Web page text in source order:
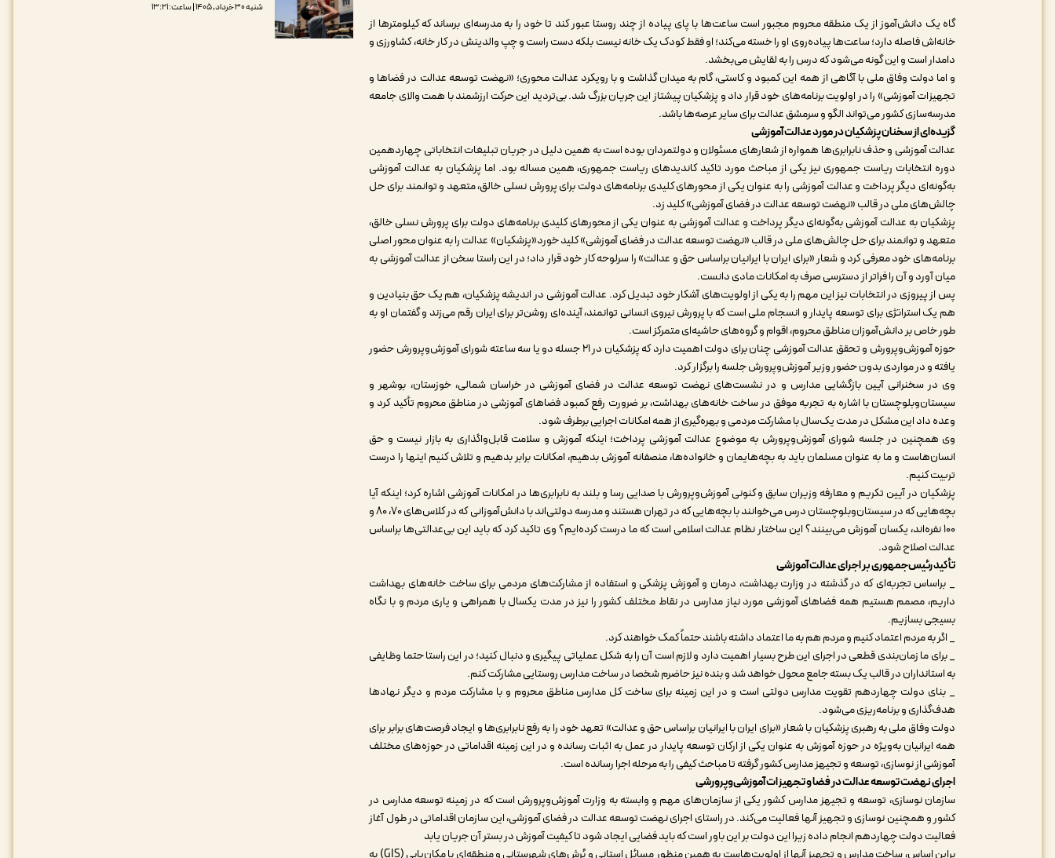
گاه یک دانش‌آموز از یک منطقه محروم مجبور است ساعت‌ها با پای پیاده از چند روستا عبور کند تا خود را به مدرسه‌ای برساند که کیلومترها از
خانه‌اش فاصله دارد؛ ساعت‌ها پیاده‌روی او را خسته می‌کند؛ او فقط کودک یک خانه نیست بلکه دست راست و چپ والدینش در کار خانه، کشاورزی و
دامدار است و این گونه می‌شود که درس را به لقایش می‌بخشد.
و اما دولت وفاق ملی با آگاهی از همه این کمبود و کاستی، گام به میدان گذاشت و با رویکرد عدالت محوری؛ «نهضت توسعه عدالت در فضاها و
تجهیزات آموزشی» را در اولویت برنامه‌های خود قرار داد و پزشکیان پیشتاز این جریان بزرگ شد. بی‌تردید این حرکت ارزشمند با همت والای جامعه
مدرسه‌سازی کشور می‌تواند الگو و سرمشق عدالت برای سایر عرصه‌ها باشد.
گزیده‌ای از سخنان پزشکیان در مورد عدالت آموزشی
عدالت آموزشی و حذف نابرابری‌ها همواره از شعارهای مسئولان و دولتمردان بوده است به همین دلیل در جریان تبلیغات انتخاباتی چهاردهمین
دوره انتخابات ریاست جمهوری نیز یکی از مباحث مورد تاکید کاندیدهای ریاست جمهوری، همین مساله بود. اما پزشکیان به عدالت آموزشی
به‌گونه‌ای دیگر پرداخت و عدالت آموزشی را به عنوان یکی از محورهای کلیدی برنامه‌های دولت برای پرورش نسلی خالق، متعهد و توانمند برای حل
چالش‌های ملی در قالب «نهضت توسعه عدالت در فضای آموزشی» کلید زد.
پزشکیان به عدالت آموزشی به‌گونه‌ای دیگر پرداخت و عدالت آموزشی به عنوان یکی از محورهای کلیدی برنامه‌های دولت برای پرورش نسلی خالق،
متعهد و توانمند برای حل چالش‌های ملی در قالب «نهضت توسعه عدالت در فضای آموزشی» کلید خورد«پزشکیان» عدالت را به عنوان محور اصلی
برنامه‌های خود معرفی کرد و شعار «برای ایران با ایرانیان براساس حق و عدالت» را سرلوحه کار خود قرار داد؛ در این راستا سخن از عدالت آموزشی به
میان آورد و آن را فراتر از دسترسی صرف به امکانات مادی دانست.
پس از پیروزی در انتخابات نیز این مهم را به یکی از اولویت‌های آشکار خود تبدیل کرد. عدالت آموزشی در اندیشه پزشکیان، هم یک حق بنیادین و
هم یک استراتژی برای توسعه پایدار و انسجام ملی است که با پرورش نیروی انسانی توانمند، آینده‌ای روشن‌تر برای ایران رقم می‌زند و گفتمان او به
طور خاص بر دانش‌آموزان مناطق محروم، اقوام و گروه‌های حاشیه‌ای متمرکز است.
حوزه آموزش‌وپرورش و تحقق عدالت آموزشی چنان برای دولت اهمیت دارد که پزشکیان در ۲۱ جسله دو یا سه ساعته شورای آموزش‌وپرورش حضور
یافته و در مواردی بدون حضور وزیر آموزش‌وپرورش جلسه را برگزار کرد.
وی در سخنرانی آیین بازگشایی مدارس و در نشست‌های نهضت توسعه عدالت در فضای آموزشی در خراسان شمالی، خوزستان، بوشهر و
سیستان‌وبلوچستان با اشاره به تجربه موفق در ساخت خانه‌های بهداشت، بر ضرورت رفع کمبود فضاهای آموزشی در مناطق محروم تأکید کرد و
وعده داد این مشکل در مدت یک‌سال با مشارکت مردمی و بهره‌گیری از همه امکانات اجرایی برطرف شود.
وی همچنین در جلسه شورای آموزش‌وپرورش به موضوع عدالت آموزشی پرداخت؛ اینکه آموزش و سلامت قابل‌واگذاری به بازار نیست و حق
انسان‌هاست و ما به‌ عنوان مسلمان باید به بچه‌هایمان و خانواده‌ها، منصفانه آموزش بدهیم، امکانات برابر بدهیم و تلاش کنیم اینها را درست
تربیت کنیم.
پزشکیان در آیین تکریم و معارفه وزیران سابق و کنونی آموزش‌وپرورش با صدایی رسا و بلند به نابرابری‌ها در امکانات آموزشی اشاره کرد؛ اینکه آیا
بچه‌هایی که در سیستان‌وبلوچستان درس می‌خوانند با بچه‌هایی که در تهران هستند و مدرسه‌ دولتی‌اند با دانش‌آموزانی که در کلاس‌های ۷۰، ۸۰ و
۱۰۰ نفره‌اند، یکسان آموزش می‌بینند؟ این ساختار نظام عدالت اسلامی است که ما درست کرده‌ایم؟ وی تاکید کرد که باید این بی‌عدالتی‌ها براساس
عدالت اصلاح شود.
تأکید رئیس‌جمهوری بر اجرای عدالت آموزشی
_ براساس تجربه‌ای که در گذشته در وزارت بهداشت، درمان و آموزش پزشکی و استفاده از مشارکت‌های مردمی برای ساخت خانه‌های بهداشت
داریم، مصمم هستیم همه فضاهای آموزشی مورد نیاز مدارس در نقاط مختلف کشور را نیز در مدت یکسال با همراهی و یاری مردم و با نگاه
بسیجی بسازیم.
_ اگر به مردم اعتماد کنیم و مردم هم به ما اعتماد داشته باشند حتماً کمک خواهند کرد.
_ برای ما زمان‌بندی قطعی در اجرای این طرح بسیار اهمیت دارد و لازم است آن را به شکل عملیاتی پیگیری و دنبال کنید؛ در این راستا حتما وظایفی
به استانداران در قالب یک بسته جامع محول خواهد شد و بنده نیز حاضرم شخصا در ساخت مدارس روستایی مشارکت کنم.
_ بنای دولت چهاردهم تقویت مدارس دولتی است و در این زمینه برای ساخت کل مدارس مناطق محروم و با مشارکت مردم و دیگر نهادها
هدف‌گذاری و برنامه‌ریزی می‌شود.
دولت وفاق ملی به رهبری پزشکیان با شعار «برای ایران با ایرانیان براساس حق و عدالت» تعهد خود را به رفع نابرابری‌ها و ایجاد فرصت‌های برابر برای
همه ایرانیان به‌ویژه در حوزه آموزش به عنوان یکی از ارکان توسعه پایدار در عمل به اثبات رسانده و در این زمینه اقداماتی در حوزه‌های مختلف
آموزشی از نوسازی، توسعه و تجیهز مدارس کشور گرفته تا مباحث کیفی را به مرحله اجرا رسانده است.
اجرای نهضت توسعه عدالت در فضا و تجهیزات آموزشی‌وپرورشی
سازمان نوسازی، توسعه و تجیهز مدارس کشور یکی از سازمان‌های مهم و وابسته به وزارت آموزش‌وپرورش است که در زمینه توسعه مدارس در
کشور و همچنین نوسازی و تجهیز آنها فعالیت می‌کند. در راستای اجرای نهضت توسعه عدالت در فضای آموزشی، این سازمان اقداماتی در طول آغاز
فعالیت دولت چهاردهم انجام داده زیرا این دولت بر این باور است که باید فضایی ایجاد شود تا کیفیت آموزش در بستر آن جریان یابد
براین اساس، ساخت مدارس و تجهیز آنها از اولویت‌هاست به همین منظور مسائل استانی و بُرش‌های شهرستانی و منطقه‌ای با مکان‌یابی (GIS) به
شنبه ۳۰ خرداد, ۱۴۰۵ | ساعت: ۱۳:۲۱